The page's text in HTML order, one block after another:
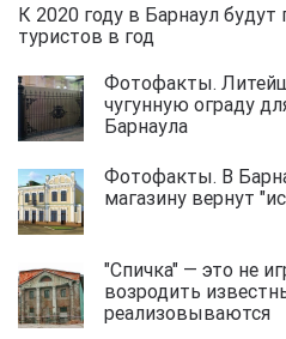
К 2020 году в Барнаул
туристов в год
Фотофакты.
чугунную ограду
Барнаула
Фотофакты. В
магазину вернут
"Спичка" — это не
возродить
реализовываются